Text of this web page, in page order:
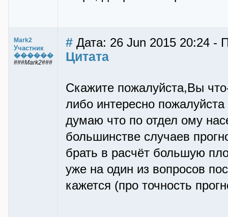
Mark2
Участник
������
###Mark2###
# Дата: 26 Jun 2015 20:24 -
Цитата
Скажите пожалуйста,Вы
либо интересно
думаю что по отдел ому
большинстве случаев
брать в расчёт большую
уже на один из вопросов
кажется (про точность